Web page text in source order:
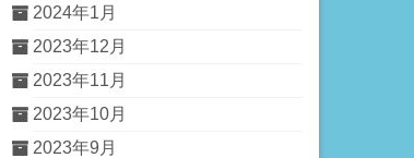
2024年1月
2023年12月
2023年11月
2023年10月
2023年9月